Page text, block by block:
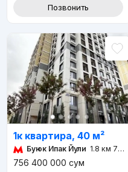
Позвонить
1к квартира, 40 м²
Буюк Ипак Йули 1.8 км 7 мин
756 400 000 сум